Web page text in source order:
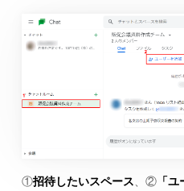
①招待したいスペース 、②「ユ